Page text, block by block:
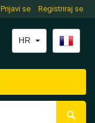
Prijavi se Registriraj se
HR